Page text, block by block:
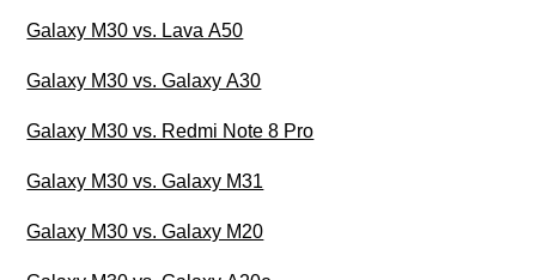
Galaxy M30 vs. Lava A50
Galaxy M30 vs. Galaxy A30
Galaxy M30 vs. Redmi Note 8 Pro
Galaxy M30 vs. Galaxy M31
Galaxy M30 vs. Galaxy M20